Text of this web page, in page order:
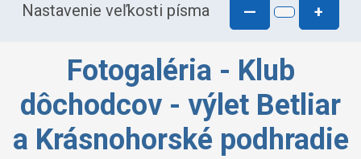
Nastavenie veľkosti písma — +
Fotogaléria - Klub
dôchodcov - výlet Betliar
a Krásnohorské podhradie